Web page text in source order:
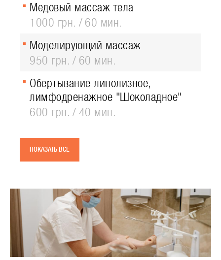
Медовый массаж тела
1000 грн.
60 мин.
Моделирующий массаж
950 грн.
60 мин.
Обертывание липолизное,
лимфодренажное "Шоколадное"
600 грн.
40 мин.
ПОКАЗАТЬ ВСЕ